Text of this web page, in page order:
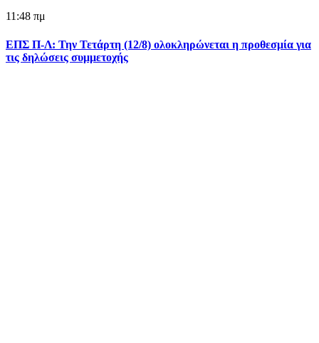
11:48 πμ
ΕΠΣ Π-Λ: Την Τετάρτη (12/8) ολοκληρώνεται η προθεσμία για
τις δηλώσεις συμμετοχής